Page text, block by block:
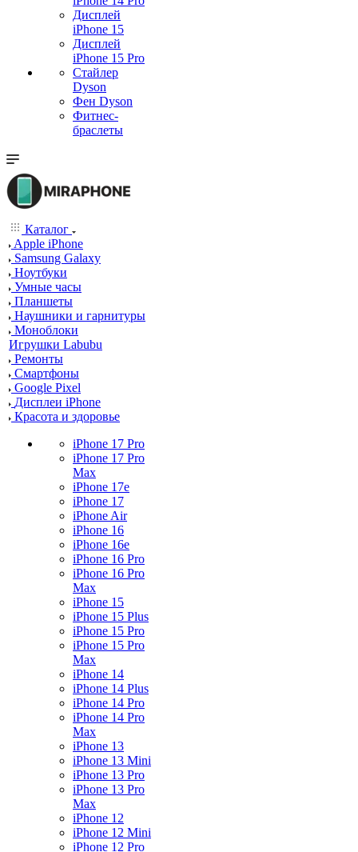
Дисплей
iPhone 15
Дисплей
iPhone 15 Pro
Стайлер
Dyson
Фен Dyson
Фитнес-
браслеты
Каталог
Apple iPhone
Samsung Galaxy
Ноутбуки
Умные часы
Планшеты
Наушники и гарнитуры
Моноблоки
Игрушки Labubu
Ремонты
Смартфоны
Google Pixel
Дисплеи iPhone
Красота и здоровье
iPhone 17 Pro
iPhone 17 Pro
Max
iPhone 17e
iPhone 17
iPhone Air
iPhone 16
iPhone 16e
iPhone 16 Pro
iPhone 16 Pro
Max
iPhone 15
iPhone 15 Plus
iPhone 15 Pro
iPhone 15 Pro
Max
iPhone 14
iPhone 14 Plus
iPhone 14 Pro
iPhone 14 Pro
Max
iPhone 13
iPhone 13 Mini
iPhone 13 Pro
iPhone 13 Pro
Max
iPhone 12
iPhone 12 Mini
iPhone 12 Pro